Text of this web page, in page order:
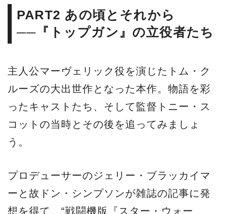
PART2 あの頃とそれから
──『トップガン』の立役者たち
主人公マーヴェリック役を演じたトム・ク
ルーズの大出世作となった本作。物語を彩
ったキャストたち、そして監督トニー・ス
コットの当時とその後を追ってみましょ
う。
プロデューサーのジェリー・ブラッカイマ
ーと故ドン・シンプソンが雑誌の記事に発
想を得て、“戦闘機版『スター・ウォー